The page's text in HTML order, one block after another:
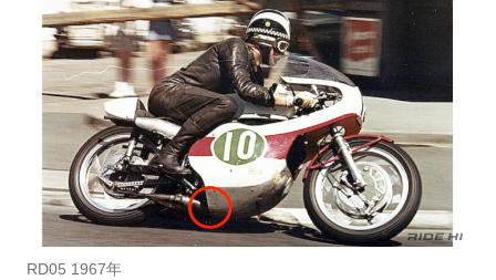
RD05 1967年